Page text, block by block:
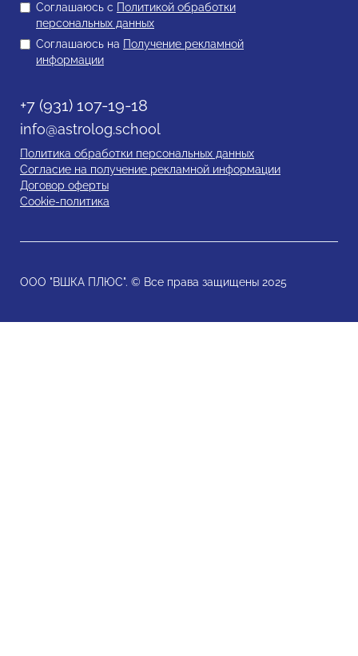
Соглашаюсь с Политикой обработки
персональных данных
Соглашаюсь на Получение рекламной
информации
+7 (931) 107-19-18
info@astrolog.school
Политика обработки персональных данных
Согласие на получение рекламной информации
Договор оферты
Cookie-политика
ООО "ВШКА ПЛЮС". © Все права защищены 2025